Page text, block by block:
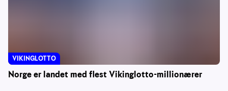
Norge er landet med flest Vikinglotto-millionærer
VIKINGLOTTO